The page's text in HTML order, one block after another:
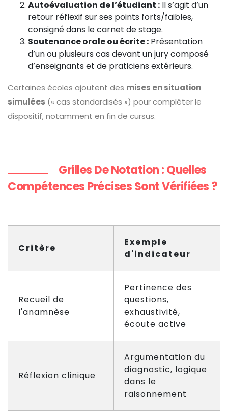
Autoévaluation de l’étudiant : Il s’agit d’un
retour réflexif sur ses points forts/faibles,
consigné dans le carnet de stage.
Soutenance orale ou écrite : Présentation
d’un ou plusieurs cas devant un jury composé
d’enseignants et de praticiens extérieurs.
Certaines écoles ajoutent des mises en situation
simulées (« cas standardisés ») pour compléter le
dispositif, notamment en fin de cursus.
Grilles De Notation : Quelles
Compétences Précises Sont Vérifiées ?
Critère
Exemple
d'indicateur
Recueil de
l'anamnèse
Pertinence des
questions,
exhaustivité,
écoute active
Réflexion clinique
Argumentation du
diagnostic, logique
dans le
raisonnement